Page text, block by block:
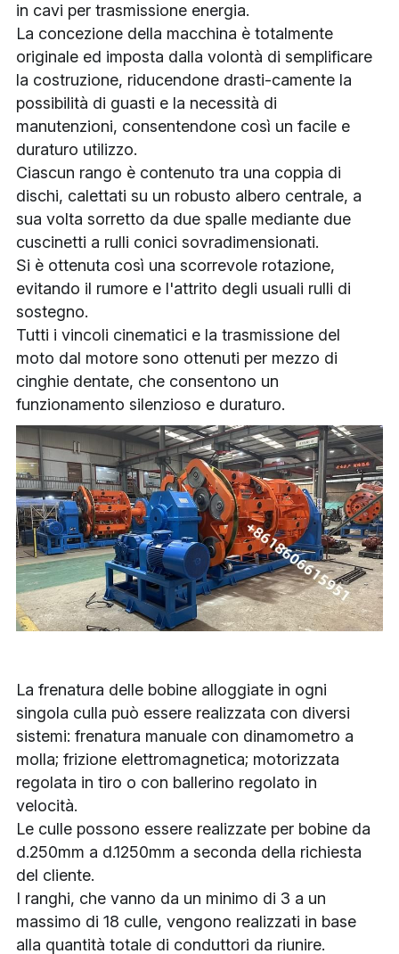
in cavi per trasmissione energia.
La concezione della macchina è totalmente
originale ed imposta dalla volontà di semplificare
la costruzione, riducendone drasti-camente la
possibilità di guasti e la necessità di
manutenzioni, consentendone così un facile e
duraturo utilizzo.
Ciascun rango è contenuto tra una coppia di
dischi, calettati su un robusto albero centrale, a
sua volta sorretto da due spalle mediante due
cuscinetti a rulli conici sovradimensionati.
Si è ottenuta così una scorrevole rotazione,
evitando il rumore e l'attrito degli usuali rulli di
sostegno.
Tutti i vincoli cinematici e la trasmissione del
moto dal motore sono ottenuti per mezzo di
cinghie dentate, che consentono un
funzionamento silenzioso e duraturo.
La frenatura delle bobine alloggiate in ogni
singola culla può essere realizzata con diversi
sistemi: frenatura manuale con dinamometro a
molla; frizione elettromagnetica; motorizzata
regolata in tiro o con ballerino regolato in
velocità.
Le culle possono essere realizzate per bobine da
d.250mm a d.1250mm a seconda della richiesta
del cliente.
I ranghi, che vanno da un minimo di 3 a un
massimo di 18 culle, vengono realizzati in base
alla quantità totale di conduttori da riunire.